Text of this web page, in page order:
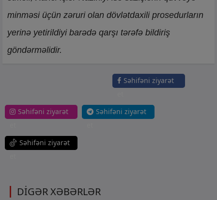
minməsi üçün zəruri olan dövlətdaxili prosedurların
yerinə yetirildiyi barədə qarşı tərəfə bildiriş
göndərməlidir.
Səhifəni ziyarət
Səhifəni ziyarət
Səhifəni ziyarət
Səhifəni ziyarət
DİGƏR XƏBƏRLƏR